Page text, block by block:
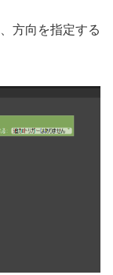
方向を指定する